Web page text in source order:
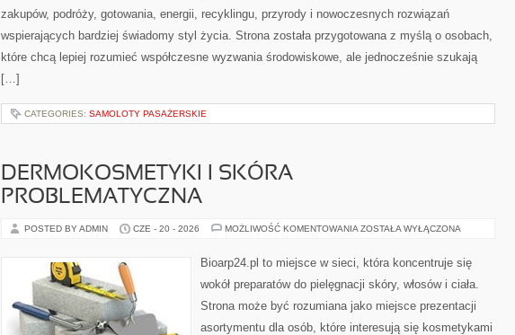
zakupów, podróży, gotowania, energii, recyklingu, przyrody i nowoczesnych rozwiązań
wspierających bardziej świadomy styl życia. Strona została przygotowana z myślą o osobach,
które chcą lepiej rozumieć współczesne wyzwania środowiskowe, ale jednocześnie szukają
[…]
CATEGORIES: SAMOLOTY PASAŻERSKIE
DERMOKOSMETYKI I SKÓRA
PROBLEMATYCZNA
POSTED BY ADMIN CZE - 20 - 2026 MOŻLIWOŚĆ KOMENTOWANIA DERMOKOSMETYKI
PROBLEMATYCZNA
ZOSTAŁA WYŁĄCZONA
Bioarp24.pl to miejsce w sieci, która koncentruje się
wokół preparatów do pielęgnacji skóry, włosów i ciała.
Strona może być rozumiana jako miejsce prezentacji
asortymentu dla osób, które interesują się kosmetykami